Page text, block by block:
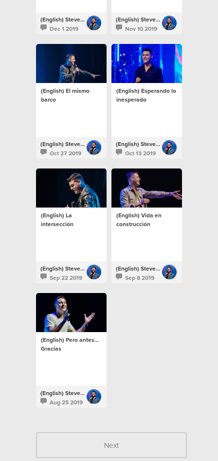
(English) Steven Richards
Dec 1 2019
(English) Steven Richards
Nov 10 2019
(English) El mismo
barco
(English) Steven Richards
Oct 27 2019
(English) Esperando lo
inesperado
(English) Steven Richards
Oct 13 2019
(English) La
intersección
(English) Steven Richards
Sep 22 2019
(English) Vida en
construcción
(English) Steven Richards
Sep 8 2019
(English) Pero antes...
Gracias
(English) Steven Richards
Aug 25 2019
Next